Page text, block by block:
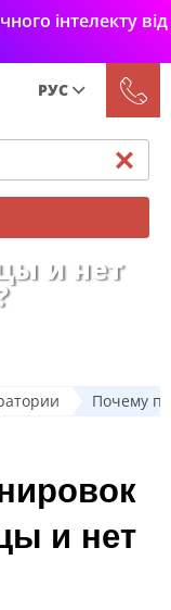
інтелекту від
РУС
Укр
и нет
Почему
и нет